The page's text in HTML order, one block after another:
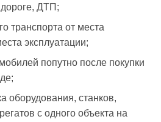
ДТП;
транспорта от места
эксплуатации;
попутно после покупки
оборудования, станков,
с одного объекта на